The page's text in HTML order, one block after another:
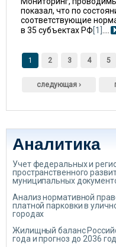
показал, что по
соответствующие
в 35 субъектах РФ [1]
Страницы
1 2 3 4 5
следующая ›
Аналитика
Учет федеральных и
пространственного
муниципальных
Анализ нормативной
платной парковки в
городах
Жилищный баланс
года и прогноз до 2036